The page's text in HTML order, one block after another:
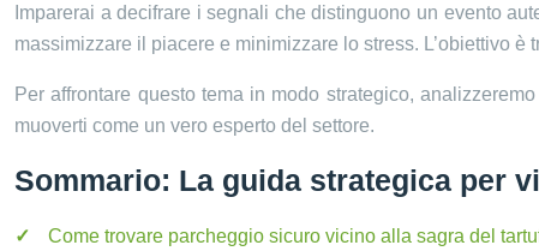
Imparerai a decifrare i segnali che distinguono un evento
massimizzare il piacere e minimizzare lo stress. L’obiettivo
Per affrontare questo tema in modo strategico,
muoverti come un vero esperto del settore.
Sommario: La guida strategica per
Come trovare parcheggio sicuro vicino alla sagra del